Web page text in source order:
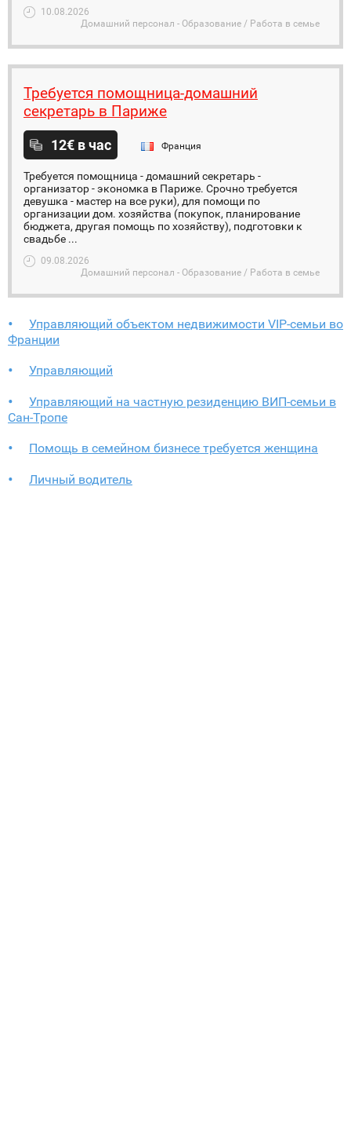
10.08.2026
Домашний персонал - Образование / Работа в семье
Требуется помощница-домашний
секретарь в Париже
12€ в час Франция
Требуется помощница - домашний секретарь -
организатор - экономка в Париже. Срочно требуется
девушка - мастер на все руки), для помощи по
организации дом. хозяйства (покупок, планирование
бюджета, другая помощь по хозяйству), подготовки к
свадьбе ...
09.08.2026
Домашний персонал - Образование / Работа в семье
Управляющий объектом недвижимости VIP-семьи во
Франции
Управляющий
Управляющий на частную резиденцию ВИП-семьи в
Сан-Тропе
Помощь в семейном бизнесе требуется женщина
Личный водитель